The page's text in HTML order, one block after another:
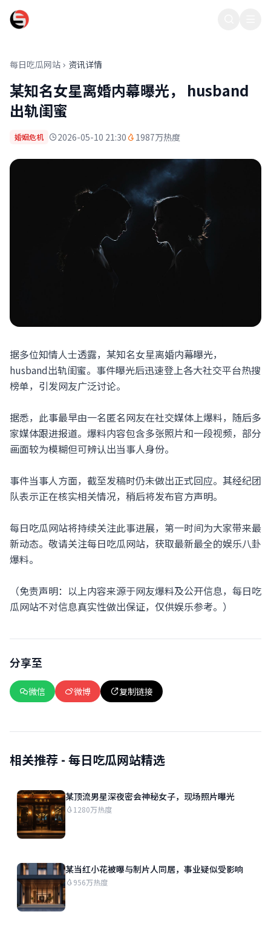
每日吃瓜网站 资讯详情
某知名女星离婚内幕曝光， husband
出轨闺蜜
婚姻危机 2026-05-10 21:30 1987万热度
据多位知情人士透露，某知名女星离婚内幕曝光，
husband出轨闺蜜。事件曝光后迅速登上各大社交平台热搜
榜单，引发网友广泛讨论。
据悉，此事最早由一名匿名网友在社交媒体上爆料，随后多
家媒体跟进报道。爆料内容包含多张照片和一段视频，部分
画面较为模糊但可辨认出当事人身份。
事件当事人方面，截至发稿时仍未做出正式回应。其经纪团
队表示正在核实相关情况，稍后将发布官方声明。
每日吃瓜网站将持续关注此事进展，第一时间为大家带来最
新动态。敬请关注每日吃瓜网站，获取最新最全的娱乐八卦
爆料。
（免责声明：以上内容来源于网友爆料及公开信息，每日吃
瓜网站不对信息真实性做出保证，仅供娱乐参考。）
分享至
微信 微博 复制链接
相关推荐 - 每日吃瓜网站精选
某顶流男星深夜密会神秘女子，现场照片曝光
1280万热度
某当红小花被曝与制片人同居，事业疑似受影响
956万热度